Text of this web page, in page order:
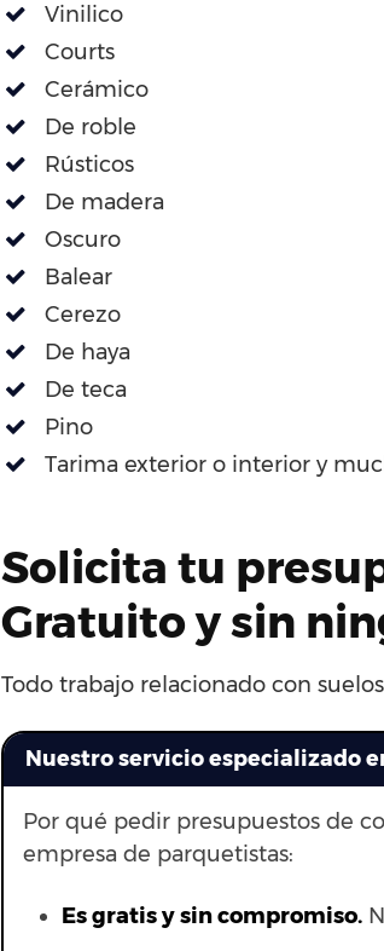
Vinilico
Courts
Cerámico
De roble
Rústicos
De madera
Oscuro
Balear
Cerezo
De haya
De teca
Pino
Tarima exterior o interior y
Solicita tu
Gratuito y sin
Todo trabajo relacionado con
Nuestro servicio especializado
Por qué pedir presupuestos de
empresa de parquetistas:
Es gratis y sin compromiso.